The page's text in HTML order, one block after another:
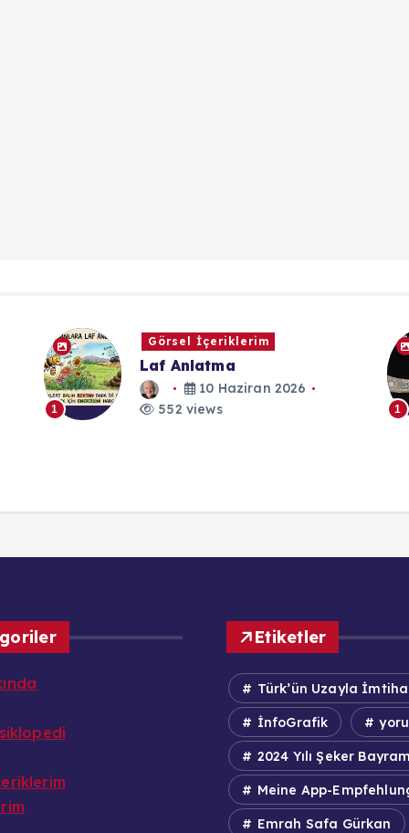
1
Caps
Zalimin Zulmü - Hazreti Ali
4 Mayıs 2024
552 views
Etiketler
Türk’ün Uzayla
İnfoGrafik
2024 Yılı Şeker
Meine App-
Emrah Safa Gürkan